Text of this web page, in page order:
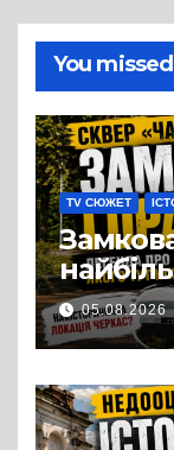
You missed
TV СЮЖЕТ
міф
05.08.2026